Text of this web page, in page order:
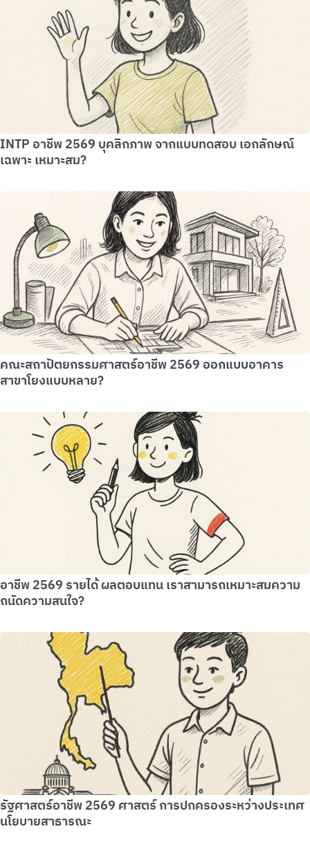
INTP อาชีพ 2569 บุคลิกภาพ จากแบบทดสอบ เอกลักษณ์
เฉพาะ เหมาะสม?
คณะสถาปัตยกรรมศาสตร์อาชีพ 2569 ออกแบบอาคาร
สาขาโยงแบบหลาย?
อาชีพ 2569 รายได้ ผลตอบแทน เราสามารถเหมาะสมความ
ถนัดความสนใจ?
รัฐศาสตร์อาชีพ 2569 ศาสตร์ การปกครองระหว่างประเทศ
นโยบายสาธารณะ